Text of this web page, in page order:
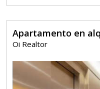
Apartamento en
Oi Realtor